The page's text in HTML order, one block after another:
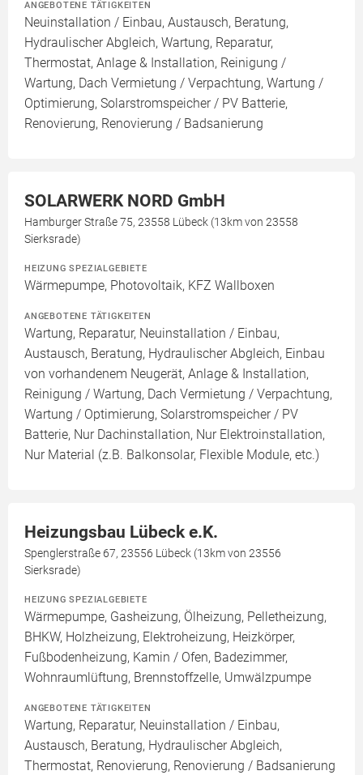
ANGEBOTENE TÄTIGKEITEN
Neuinstallation / Einbau, Austausch, Beratung,
Hydraulischer Abgleich, Wartung, Reparatur,
Thermostat, Anlage & Installation, Reinigung /
Wartung, Dach Vermietung / Verpachtung, Wartung /
Optimierung, Solarstromspeicher / PV Batterie,
Renovierung, Renovierung / Badsanierung
SOLARWERK NORD GmbH
Hamburger Straße 75, 23558 Lübeck (13km von 23558
Sierksrade)
HEIZUNG SPEZIALGEBIETE
Wärmepumpe, Photovoltaik, KFZ Wallboxen
ANGEBOTENE TÄTIGKEITEN
Wartung, Reparatur, Neuinstallation / Einbau,
Austausch, Beratung, Hydraulischer Abgleich, Einbau
von vorhandenem Neugerät, Anlage & Installation,
Reinigung / Wartung, Dach Vermietung / Verpachtung,
Wartung / Optimierung, Solarstromspeicher / PV
Batterie, Nur Dachinstallation, Nur Elektroinstallation,
Nur Material (z.B. Balkonsolar, Flexible Module, etc.)
Heizungsbau Lübeck e.K.
Spenglerstraße 67, 23556 Lübeck (13km von 23556
Sierksrade)
HEIZUNG SPEZIALGEBIETE
Wärmepumpe, Gasheizung, Ölheizung, Pelletheizung,
BHKW, Holzheizung, Elektroheizung, Heizkörper,
Fußbodenheizung, Kamin / Ofen, Badezimmer,
Wohnraumlüftung, Brennstoffzelle, Umwälzpumpe
ANGEBOTENE TÄTIGKEITEN
Wartung, Reparatur, Neuinstallation / Einbau,
Austausch, Beratung, Hydraulischer Abgleich,
Thermostat, Renovierung, Renovierung / Badsanierung